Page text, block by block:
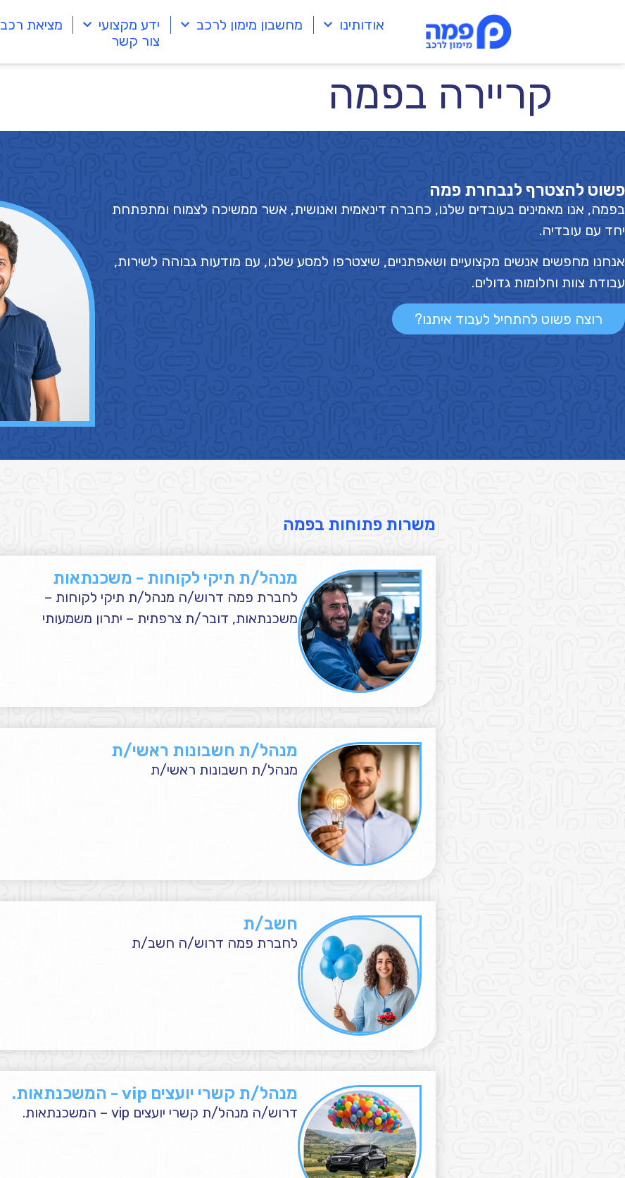
אודותינו
מחשבון מימון לרכב ידע מקצועי מציאת רכב
צור קשר
קריירה בפמה
פשוט להצטרף לנבחרת פמה
בפמה, אנו מאמינים בעובדים שלנו, כחברה דינאמית ואנושית, אשר ממשיכה לצמוח ומתפתחת
יחד עם עובדיה.
אנחנו מחפשים אנשים מקצועיים ושאפתניים, שיצטרפו למסע שלנו, עם מודעות גבוהה לשירות,
עבודת צוות וחלומות גדולים.
רוצה פשוט להתחיל לעבוד איתנו?
משרות פתוחות בפמה
מנהל/ת תיקי לקוחות - משכנתאות
לחברת פמה דרוש/ה מנהל/ת תיקי לקוחות –
משכנתאות, דובר/ת צרפתית – יתרון משמעותי
מנהל/ת חשבונות ראשי/ת
מנהל/ת חשבונות ראשי/ת
חשב/ת
לחברת פמה דרוש/ה חשב/ת
מנהל/ת קשרי יועצים vip - המשכנתאות.
דרוש/ה מנהל/ת קשרי יועצים vip – המשכנתאות.